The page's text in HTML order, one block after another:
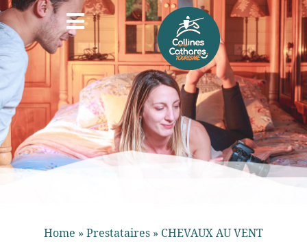
Home » Prestataires » CHEVAUX AU VENT